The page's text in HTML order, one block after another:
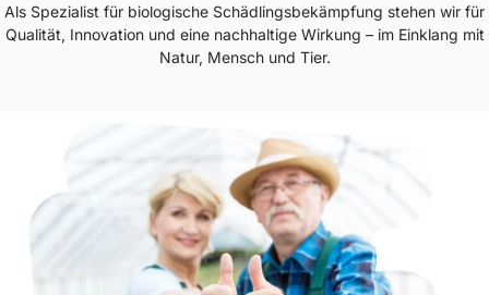
Als Spezialist für biologische Schädlingsbekämpfung stehen wir für
Qualität, Innovation und eine nachhaltige Wirkung – im Einklang mit
Natur, Mensch und Tier.